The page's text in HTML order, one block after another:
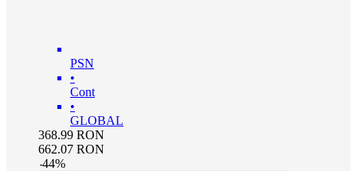
PSN
•
Cont
•
GLOBAL
368.99 RON
662.07 RON
-44%